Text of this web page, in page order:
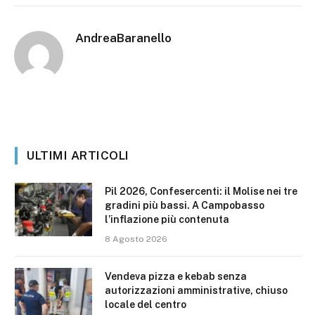
AndreaBaranello
ULTIMI ARTICOLI
Pil 2026, Confesercenti: il Molise nei tre
gradini più bassi. A Campobasso
l’inflazione più contenuta
8 Agosto 2026
Vendeva pizza e kebab senza
autorizzazioni amministrative, chiuso
locale del centro